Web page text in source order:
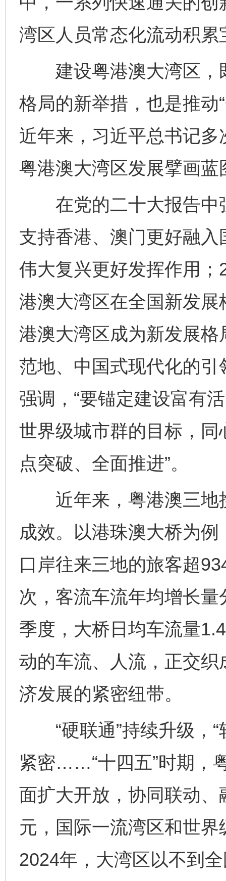
湾区人员常态化流动积累
建设粤港澳大湾区，
格局的新举措，也是推动
近年来，习近平总书记
粤港澳大湾区发展擘画
在党的二十大报告中
支持香港、澳门更好融
伟大复兴更好发挥作用；
港澳大湾区在全国新发展
港澳大湾区成为新发展
范地、中国式现代化的引
强调，“要锚定建设富有
世界级城市群的目标，
点突破、全面推进”。
近年来，粤港澳三地
成效。以港珠澳大桥为
口岸往来三地的旅客超
次，客流车流年均增长
季度，大桥日均车流量
动的车流、人流，正交
济发展的紧密纽带。
“硬联通”持续升级，“
紧密……“十四五”时期，
面扩大开放，协同联动
元，国际一流湾区和世
2024年，大湾区以不到